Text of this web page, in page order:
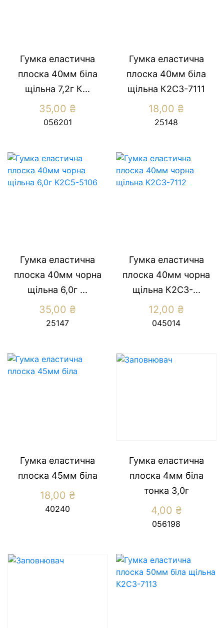
Гумка еластична
плоска 40мм біла
щільна 7,2г К...
35,00 ₴
056201
Гумка еластична
плоска 40мм біла
щільна К2С3-7111
18,00 ₴
25148
Гумка еластична
плоска 40мм чорна
щільна 6,0г ...
35,00 ₴
25147
Гумка еластична
плоска 40мм чорна
щільна К2С3-...
12,00 ₴
045014
Гумка еластична
плоска 45мм біла
18,00 ₴
40240
Гумка еластична
плоска 4мм біла
тонка 3,0г
4,00 ₴
056198